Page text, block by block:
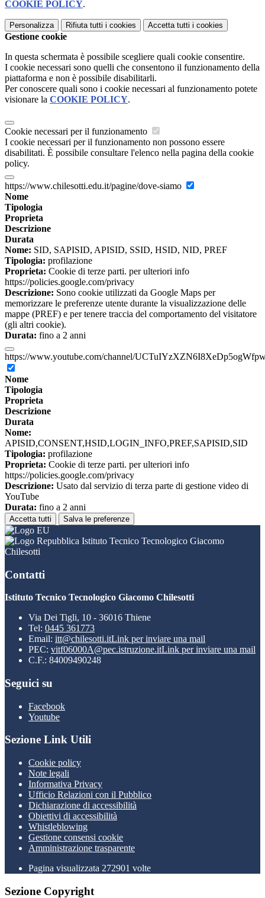
COOKIE POLICY.
Personalizza Rifiuta tutti i cookies Accetta tutti i cookies
Gestione cookie
In questa schermata è possibile scegliere quali cookie consentire.
I cookie necessari sono quelli che consentono il funzionamento della
piattaforma e non è possibile disabilitarli.
Per conoscere quali sono i cookie necessari al funzionamento potete
visionare la COOKIE POLICY.
Cookie necessari per il funzionamento
I cookie necessari per il funzionamento non possono essere
disabilitati. È possibile consultare l'elenco nella pagina della cookie
policy.
https://www.chilesotti.edu.it/pagine/dove-siamo
Nome
Tipologia
Proprieta
Descrizione
Durata
Nome: SID, SAPISID, APISID, SSID, HSID, NID, PREF
Tipologia: profilazione
Proprieta: Cookie di terze parti. per ulteriori info
https://policies.google.com/privacy
Descrizione: Sono cookie utilizzati da Google Maps per
memorizzare le preferenze utente durante la visualizzazione delle
mappe (PREF) e per tenere traccia del comportamento del visitatore
(gli altri cookie).
Durata: fino a 2 anni
https://www.youtube.com/channel/
Nome
Tipologia
Proprieta
Descrizione
Durata
Nome:
APISID,CONSENT,HSID,LOGIN_INFO,PREF,SAPISID,SID
Tipologia: profilazione
Proprieta: Cookie di terze parti. per ulteriori info
https://policies.google.com/privacy
Descrizione: Usato dal servizio di terza parte di gestione video di
YouTube
Durata: fino a 2 anni
Accetta tutti Salva le preferenze
Istituto Tecnico Tecnologico Giacomo
Chilesotti
Contatti
Istituto Tecnico Tecnologico Giacomo Chilesotti
Via Dei Tigli, 10 - 36016 Thiene
Tel: 0445 361773
Email: itt@chilesotti.itLink per inviare una mail
PEC: vitf06000A@pec.istruzione.itLink per inviare una mail
C.F.: 84009490248
Seguici su
Facebook
Youtube
Sezione Link Utili
Cookie policy
Note legali
Informativa Privacy
Ufficio Relazioni con il Pubblico
Dichiarazione di accessibilità
Obiettivi di accessibilità
Whistleblowing
Gestione consensi cookie
Amministrazione trasparente
Pagina visualizzata 272901 volte
Sezione Copyright